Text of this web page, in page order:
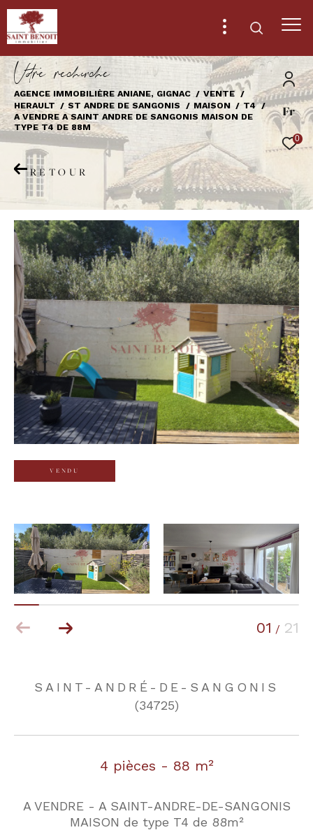
Fr
0
Vore recece
AGENCE IMMOBILIÈRE ANIANE, GIGNAC
VENTE
HERAULT
ST ANDRE DE SANGONIS MAISON
T4
A VENDRE A SAINT ANDRE DE SANGONIS MAISON DE
TYPE T4 DE 88M
RETOUR
VENDU
01 / 21
SAINT-ANDRÉ-DE-SANGONIS
(34725)
4 pièces - 88 m²
A VENDRE - A SAINT-ANDRE-DE-SANGONIS
MAISON de type T4 de 88m²
Effectuer une recherche
et trouver le bien qui correspond à vos
critères
Type
Vente
Type
de
bien
Type de bien
Ville
Budget
Budget
Surface
Surface
Pièces
Référence
AFFINER LES CRITÈRES
TERRASSE PARKING PISCINE
RECHERCHER